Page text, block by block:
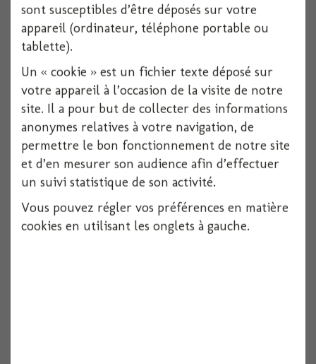
Beret prisonnier
1 pièces
Voir
sont susceptibles d’être déposés sur votre
appareil (ordinateur, téléphone portable ou
tablette).
Un « cookie » est un fichier texte déposé sur
votre appareil à l’occasion de la visite de notre
site. Il a pour but de collecter des informations
anonymes relatives à votre navigation, de
permettre le bon fonctionnement de notre site
et d’en mesurer son audience afin d’effectuer
un suivi statistique de son activité.
Vous pouvez régler vos préférences en matière
cookies en utilisant les onglets à gauche.